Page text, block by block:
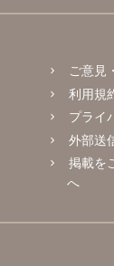
ご意見
利用規
プライ
外部送
掲載を
へ